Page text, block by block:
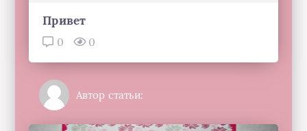
Привет
0 0
Автор статьи: